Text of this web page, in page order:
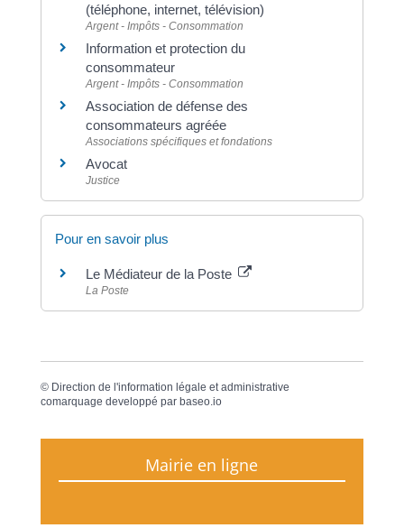
(téléphone, internet, télévision)
Argent - Impôts - Consommation
Information et protection du
consommateur
Argent - Impôts - Consommation
Association de défense des
consommateurs agréée
Associations spécifiques et fondations
Avocat
Justice
Pour en savoir plus
Le Médiateur de la Poste
La Poste
© Direction de l'information légale et administrative
comarquage developpé par baseo.io
Mairie en ligne